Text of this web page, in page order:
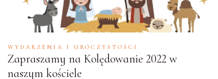
WYDARZENIA I UROCZYSTOŚCI
Zapraszamy na Kolędowanie 2022 w
naszym kościele